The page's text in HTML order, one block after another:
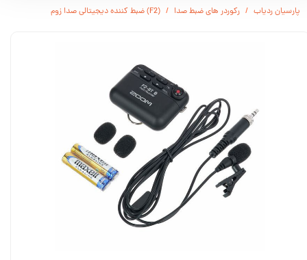
پارسیان ردیاب رکوردر های ضبط صدا (F2) ضبط کننده دیجیتالی صدا زوم